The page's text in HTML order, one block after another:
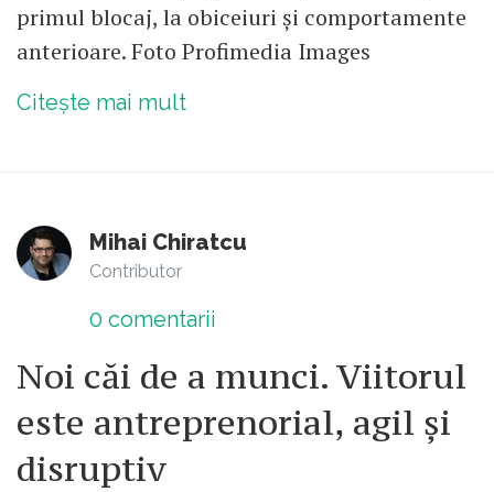
primul blocaj, la obiceiuri și comportamente
anterioare. Foto Profimedia Images
Citește mai mult
Mihai Chiratcu
Contributor
0 comentarii
Noi căi de a munci. Viitorul
este antreprenorial, agil și
disruptiv